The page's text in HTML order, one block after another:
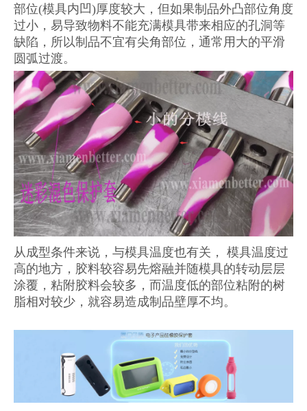
部位(模具内凹)厚度较大，但如果制品外凸部位角度
过小，易导致物料不能充满模具带来相应的孔洞等
缺陷，所以制品不宜有尖角部位，通常用大的平滑
圆弧过渡。
从成型条件来说，与模具温度也有关， 模具温度过
高的地方，胶料较容易先熔融并随模具的转动层层
涂覆，粘附胶料会较多，而温度低的部位粘附的树
脂相对较少，就容易造成制品壁厚不均。